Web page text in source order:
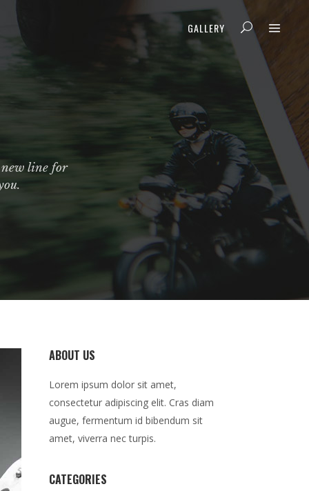
GALLERY
new line for
ABOUT US
Lorem ipsum dolor sit amet,
consectetur adipiscing elit. Cras diam
augue, fermentum id bibendum sit
amet, viverra nec turpis.
CATEGORIES